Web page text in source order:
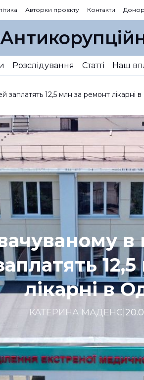
Авторки проєкту Контакти
Розслідування Статті Наш
12,5 млн за ремонт лікарні в
в
лікарні в
КАТЕРИНА МАДЕНС|